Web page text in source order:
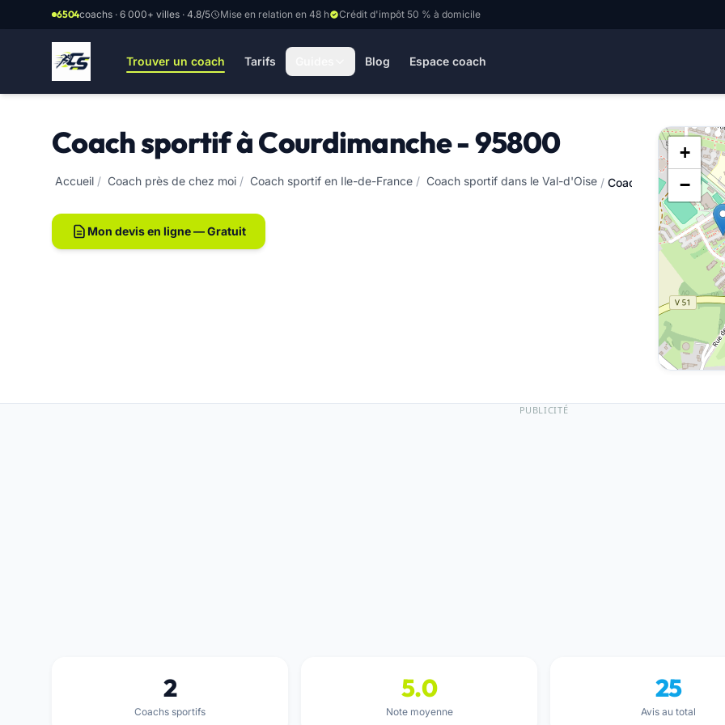
Aller au contenu principal
6504coachs · 6 000+ villes · 4.8/5 Mise en relation en 48 h Crédit d'impôt 50 % à domicile
Trouver un coach Tarifs Blog Espace coach
Coach sportif à Courdimanche - 95800
Accueil / Coach près de chez moi / Coach sportif en Ile-de-France / Coach sportif dans le Val-d'Oise / Coach sportif à
Mon devis en ligne — Gratuit
+
−
PUBLICITÉ
2
Coachs sportifs
5.0
Note moyenne
25
Avis au total